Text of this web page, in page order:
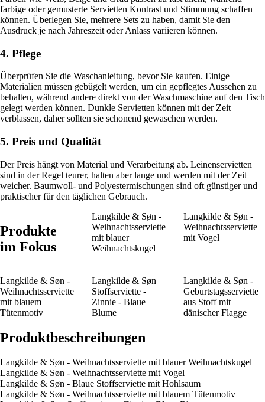
farbige oder gemusterte Servietten Kontrast und Stimmung schaffen
können. Überlegen Sie, mehrere Sets zu haben, damit Sie den
Ausdruck je nach Jahreszeit oder Anlass variieren können.
4. Pflege
Überprüfen Sie die Waschanleitung, bevor Sie kaufen. Einige
Materialien müssen gebügelt werden, um ein gepflegtes Aussehen zu
behalten, während andere direkt von der Waschmaschine auf den Tisch
gelegt werden können. Dunkle Servietten können mit der Zeit
verblassen, daher sollten sie schonend gewaschen werden.
5. Preis und Qualität
Der Preis hängt von Material und Verarbeitung ab. Leinenservietten
sind in der Regel teurer, halten aber lange und werden mit der Zeit
weicher. Baumwoll- und Polyestermischungen sind oft günstiger und
praktischer für den täglichen Gebrauch.
Produkte
im Fokus
Langkilde & Søn -
Weihnachtsserviette
mit blauer
Weihnachtskugel
Langkilde & Søn -
Weihnachtsserviette
mit Vogel
Langkilde & Søn -
Weihnachtsserviette
mit blauem
Tütenmotiv
Langkilde & Søn
Stoffserviette -
Zinnie - Blaue
Blume
Langkilde & Søn -
Geburtstagsserviette
aus Stoff mit
dänischer Flagge
Produktbeschreibungen
Langkilde & Søn - Weihnachtsserviette mit blauer Weihnachtskugel
Langkilde & Søn - Weihnachtsserviette mit Vogel
Langkilde & Søn - Blaue Stoffserviette mit Hohlsaum
Langkilde & Søn - Weihnachtsserviette mit blauem Tütenmotiv